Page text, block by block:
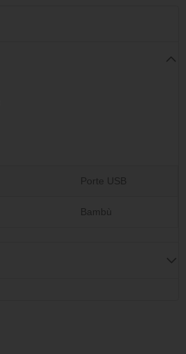
Porte USB
Bambù